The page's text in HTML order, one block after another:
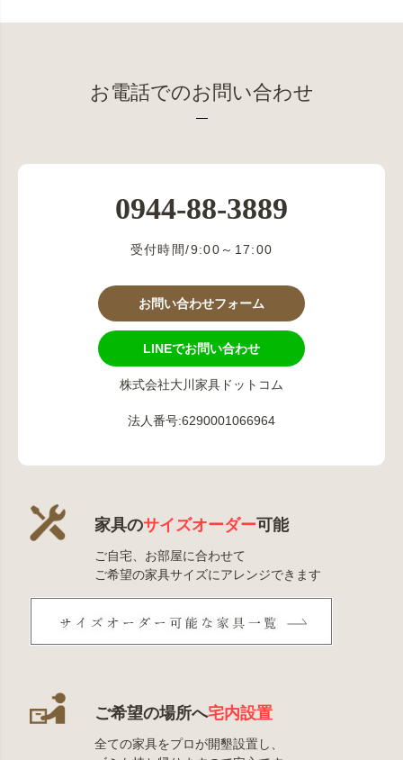
お電話でのお問い合わせ
0944-88-3889
受付時間/9:00～17:00
お問い合わせフォーム
LINEでお問い合わせ
株式会社大川家具ドットコム
法人番号:6290001066964
家具のサイズオーダー可能
ご自宅、お部屋に合わせて
ご希望の家具サイズにアレンジできます
ご希望の場所へ宅内設置
全ての家具をプロが開墾設置し、